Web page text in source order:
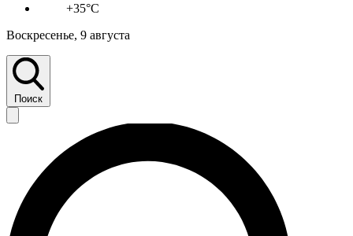
+35°C
Воскресенье, 9 августа
Поиск